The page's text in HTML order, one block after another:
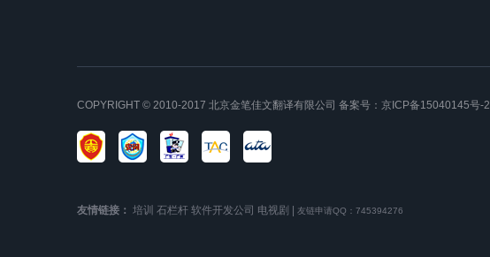
COPYRIGHT © 2010-2017 北京金笔佳文翻译有限公司 备案号： 京ICP备15040145号-2
友情链接： 培训 石栏杆 软件开发公司 电视剧 | 友链申请QQ：745394276